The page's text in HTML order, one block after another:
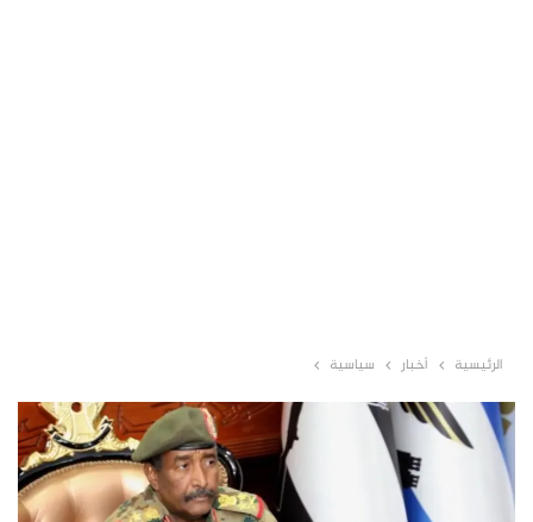
الرئيسية أخبار سياسية